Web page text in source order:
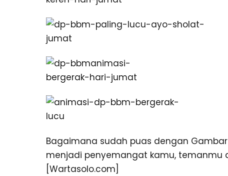
Bagaimana sudah puas dengan Gambar
menjadi penyemangat kamu, temanmu
[Wartasolo.com]